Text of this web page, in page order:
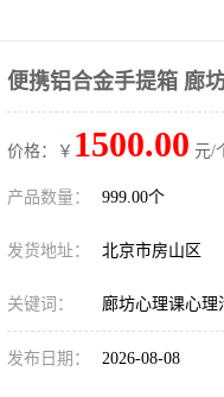
便携铝合金手提箱 廊
价格：￥ 1500.00 元/
产品数量： 999.00个
发货地址： 北京市房山区
关键词： 廊坊心理课心理
发布日期： 2026-08-08